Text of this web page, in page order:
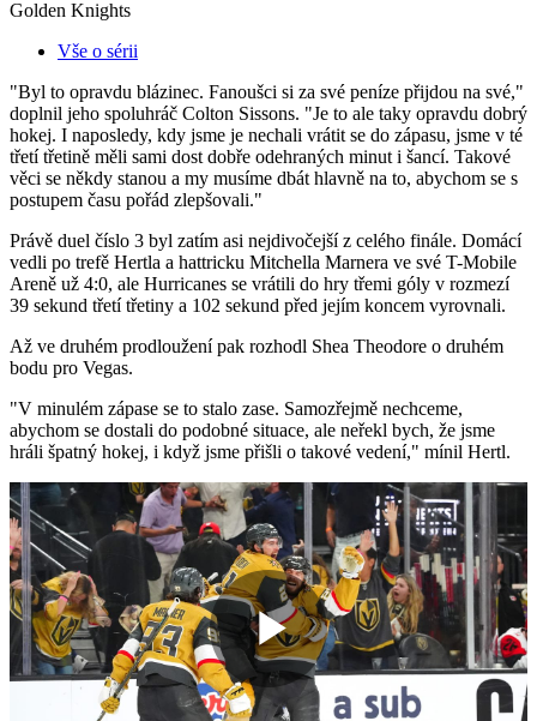
Golden Knights
Vše o sérii
"Byl to opravdu blázinec. Fanoušci si za své peníze přijdou na své,"
doplnil jeho spoluhráč Colton Sissons. "Je to ale taky opravdu dobrý
hokej. I naposledy, kdy jsme je nechali vrátit se do zápasu, jsme v té
třetí třetině měli sami dost dobře odehraných minut i šancí. Takové
věci se někdy stanou a my musíme dbát hlavně na to, abychom se s
postupem času pořád zlepšovali."
Právě duel číslo 3 byl zatím asi nejdivočejší z celého finále. Domácí
vedli po trefě Hertla a hattricku Mitchella Marnera ve své T-Mobile
Areně už 4:0, ale Hurricanes se vrátili do hry třemi góly v rozmezí
39 sekund třetí třetiny a 102 sekund před jejím koncem vyrovnali.
Až ve druhém prodloužení pak rozhodl Shea Theodore o druhém
bodu pro Vegas.
"V minulém zápase se to stalo zase. Samozřejmě nechceme,
abychom se dostali do podobné situace, ale neřekl bych, že jsme
hráli špatný hokej, i když jsme přišli o takové vedení," mínil Hertl.
Play